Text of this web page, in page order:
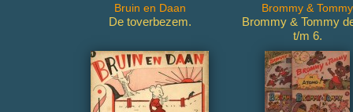
Bruin en Daan
De toverbezem.
Brommy & Tommy
Brommy & Tommy
t/m 6.